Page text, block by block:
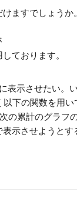
ますでしょうか。
ております。